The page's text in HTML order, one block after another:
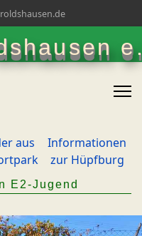
aus
Informationen
zur Hüpfburg
E2-Jugend